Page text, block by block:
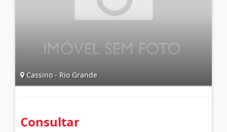
Cassino - Rio Grande
Consultar